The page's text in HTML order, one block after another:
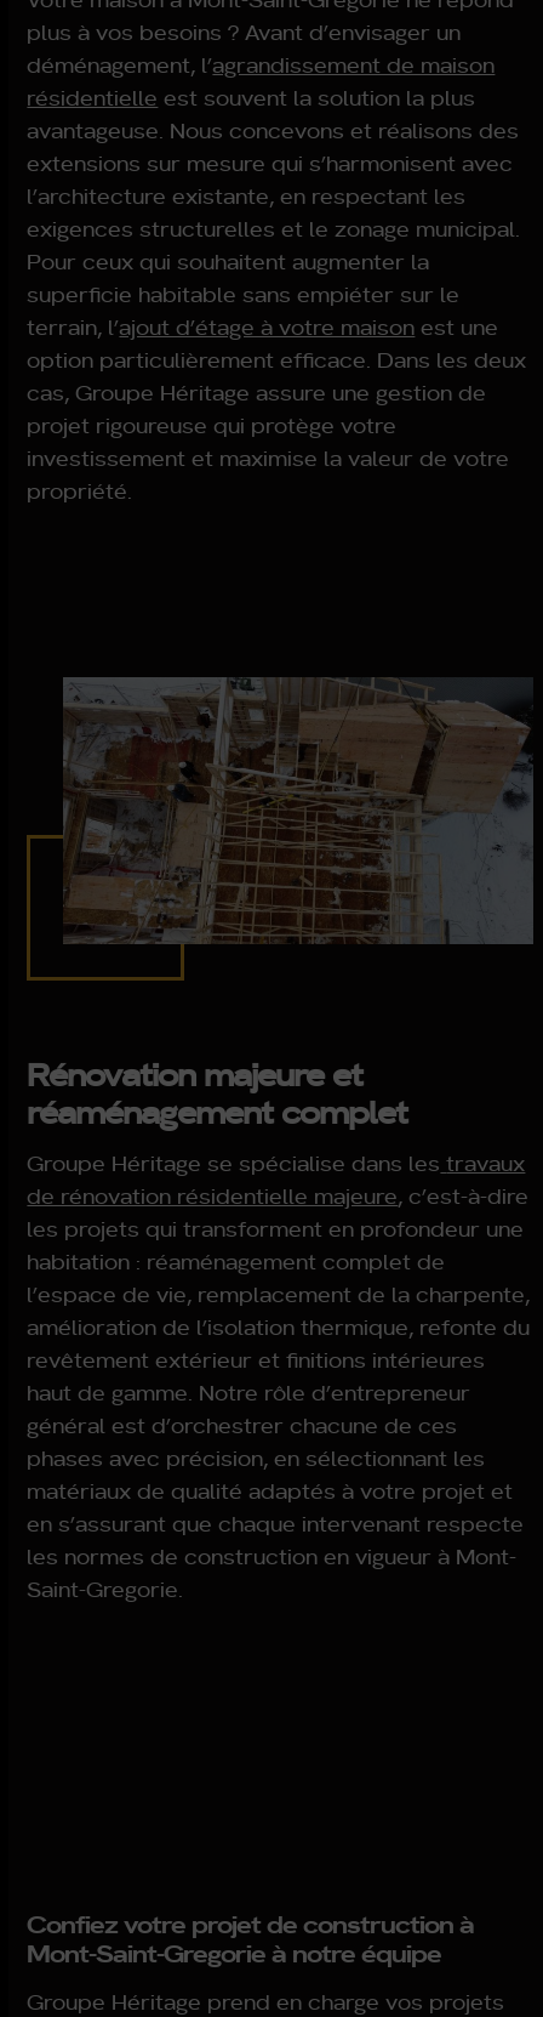
plus à vos besoins ? Avant d’envisager un
déménagement, l’agrandissement de maison
résidentielle est souvent la solution la plus
avantageuse. Nous concevons et réalisons des
extensions sur mesure qui s’harmonisent avec
l’architecture existante, en respectant les
exigences structurelles et le zonage municipal.
Pour ceux qui souhaitent augmenter la
superficie habitable sans empiéter sur le
terrain, l’ajout d’étage à votre maison est une
option particulièrement efficace. Dans les deux
cas, Groupe Héritage assure une gestion de
projet rigoureuse qui protège votre
investissement et maximise la valeur de votre
propriété.
Rénovation majeure et
réaménagement complet
Groupe Héritage se spécialise dans les travaux
de rénovation résidentielle majeure, c’est-à-dire
les projets qui transforment en profondeur une
habitation : réaménagement complet de
l’espace de vie, remplacement de la charpente,
amélioration de l’isolation thermique, refonte du
revêtement extérieur et finitions intérieures
haut de gamme. Notre rôle d’entrepreneur
général est d’orchestrer chacune de ces
phases avec précision, en sélectionnant les
matériaux de qualité adaptés à votre projet et
en s’assurant que chaque intervenant respecte
les normes de construction en vigueur à Mont-
Saint-Gregorie.
Confiez votre projet de construction à
Mont-Saint-Gregorie à notre équipe
Groupe Héritage prend en charge vos projets